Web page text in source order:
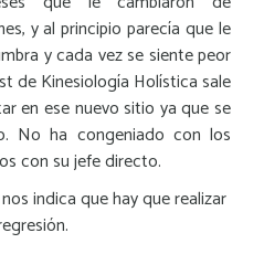
, y al principio parecía que le
y cada vez se siente peor
de Kinesiología Holística sale
en ese nuevo sitio ya que se
No ha congeniado con los
con su jefe directo.
indica que hay que realizar